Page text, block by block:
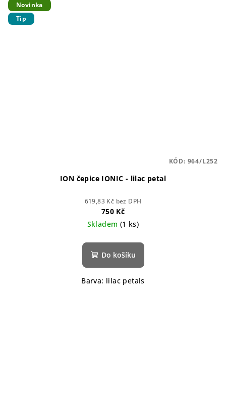
Novinka
Tip
ION čepice IONIC - lilac petal
619,83 Kč bez DPH
750 Kč
Skladem (1 ks)
Do košíku
Barva: lilac petals
KÓD: 964/L252